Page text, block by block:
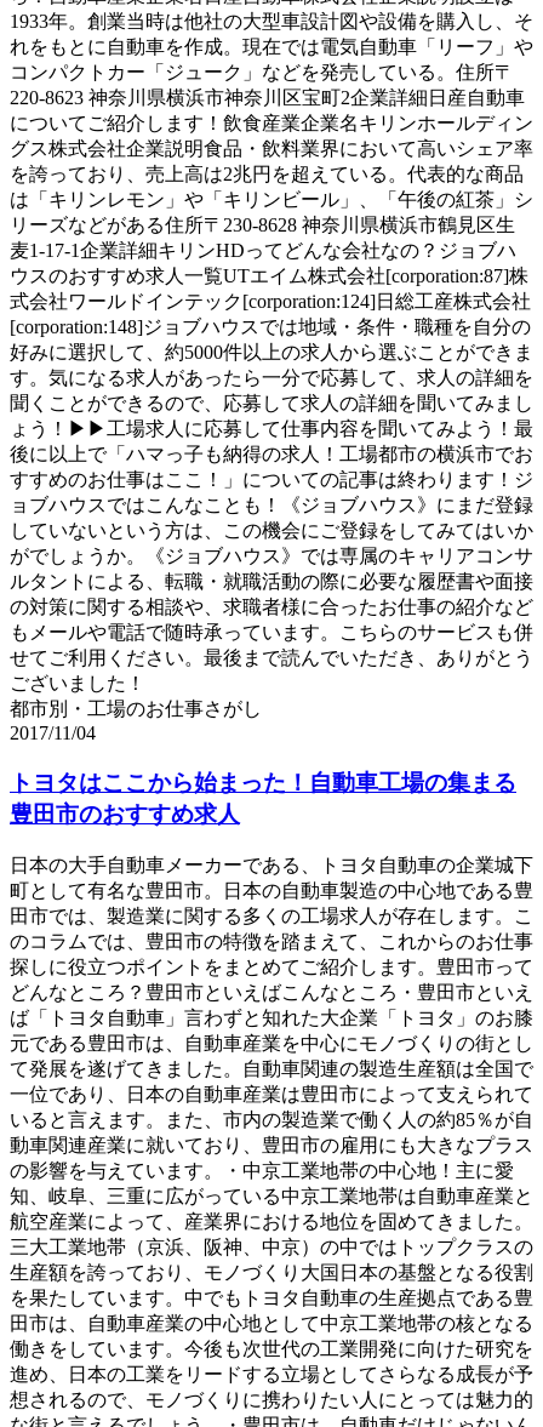
1933年。創業当時は他社の大型車設計図や設備を購入し、そ
れをもとに自動車を作成。現在では電気自動車「リーフ」や
コンパクトカー「ジューク」などを発売している。住所〒
220-8623 神奈川県横浜市神奈川区宝町2企業詳細日産自動車
についてご紹介します！飲食産業企業名キリンホールディン
グス株式会社企業説明食品・飲料業界において高いシェア率
を誇っており、売上高は2兆円を超えている。代表的な商品
は「キリンレモン」や「キリンビール」、「午後の紅茶」シ
リーズなどがある住所〒230-8628 神奈川県横浜市鶴見区生
麦1-17-1企業詳細キリンHDってどんな会社なの？ジョブハ
ウスのおすすめ求人一覧UTエイム株式会社[corporation:87]株
式会社ワールドインテック[corporation:124]日総工産株式会社
[corporation:148]ジョブハウスでは地域・条件・職種を自分の
好みに選択して、約5000件以上の求人から選ぶことができま
す。気になる求人があったら一分で応募して、求人の詳細を
聞くことができるので、応募して求人の詳細を聞いてみまし
ょう！▶▶工場求人に応募して仕事内容を聞いてみよう！最
後に以上で「ハマっ子も納得の求人！工場都市の横浜市でお
すすめのお仕事はここ！」についての記事は終わります！ジ
ョブハウスではこんなことも！《ジョブハウス》にまだ登録
していないという方は、この機会にご登録をしてみてはいか
がでしょうか。《ジョブハウス》では専属のキャリアコンサ
ルタントによる、転職・就職活動の際に必要な履歴書や面接
の対策に関する相談や、求職者様に合ったお仕事の紹介など
もメールや電話で随時承っています。こちらのサービスも併
せてご利用ください。最後まで読んでいただき、ありがとう
ございました！
都市別・工場のお仕事さがし
2017/11/04
トヨタはここから始まった！自動車工場の集まる
豊田市のおすすめ求人
日本の大手自動車メーカーである、トヨタ自動車の企業城下
町として有名な豊田市。日本の自動車製造の中心地である豊
田市では、製造業に関する多くの工場求人が存在します。こ
のコラムでは、豊田市の特徴を踏まえて、これからのお仕事
探しに役立つポイントをまとめてご紹介します。豊田市って
どんなところ？豊田市といえばこんなところ・豊田市といえ
ば「トヨタ自動車」言わずと知れた大企業「トヨタ」のお膝
元である豊田市は、自動車産業を中心にモノづくりの街とし
て発展を遂げてきました。自動車関連の製造生産額は全国で
一位であり、日本の自動車産業は豊田市によって支えられて
いると言えます。また、市内の製造業で働く人の約85％が自
動車関連産業に就いており、豊田市の雇用にも大きなプラス
の影響を与えています。・中京工業地帯の中心地！主に愛
知、岐阜、三重に広がっている中京工業地帯は自動車産業と
航空産業によって、産業界における地位を固めてきました。
三大工業地帯（京浜、阪神、中京）の中ではトップクラスの
生産額を誇っており、モノづくり大国日本の基盤となる役割
を果たしています。中でもトヨタ自動車の生産拠点である豊
田市は、自動車産業の中心地として中京工業地帯の核となる
働きをしています。今後も次世代の工業開発に向けた研究を
進め、日本の工業をリードする立場としてさらなる成長が予
想されるので、モノづくりに携わりたい人にとっては魅力的